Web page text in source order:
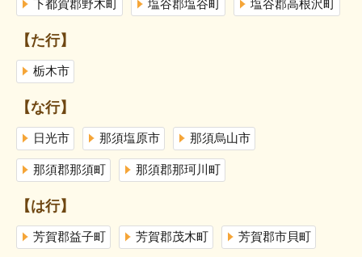
下都賀郡野木町 塩谷郡塩谷町 塩谷郡高根沢町
【た行】
栃木市
【な行】
日光市 那須塩原市 那須烏山市
那須郡那須町 那須郡那珂川町
【は行】
芳賀郡益子町 芳賀郡茂木町 芳賀郡市貝町